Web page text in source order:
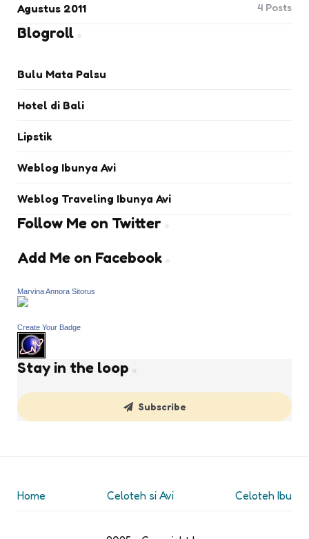
Agustus 2011 4 Posts
Blogroll
Bulu Mata Palsu
Hotel di Bali
Lipstik
Weblog Ibunya Avi
Weblog Traveling Ibunya Avi
Follow Me on Twitter
Add Me on Facebook
Marvina Annora Sitorus
Create Your Badge
Stay in the loop
Subscribe
Home Celoteh si Avi Celoteh Ibu